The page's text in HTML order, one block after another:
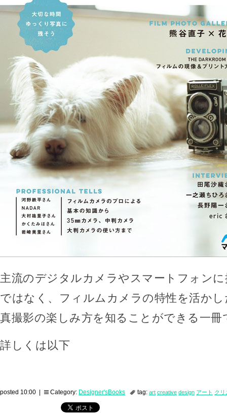
主流のデジタルカメラやスマートフォン
ではなく、フィルムカメラの特性を活か
真撮影の楽しみ方を知ることができる一冊
詳しくは以下
posted 10:00 | Category: Designer'sBooks tag: art creative design アート クリ